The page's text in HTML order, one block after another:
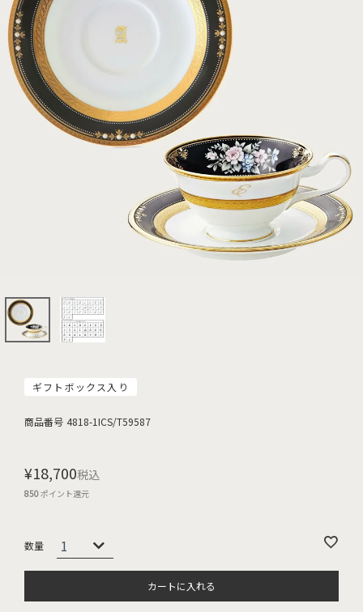
ギフトボックス入り
商品番号 4818-1ICS/T59587
¥18,700税込
850ポイント還元
カートに入れる